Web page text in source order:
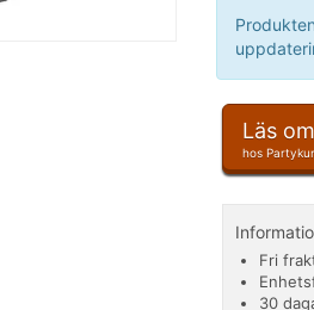
Läs
hos
Fri
30